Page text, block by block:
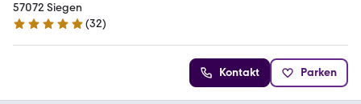
57072 Siegen
5 Sterne
(32)
Kontakt Parken